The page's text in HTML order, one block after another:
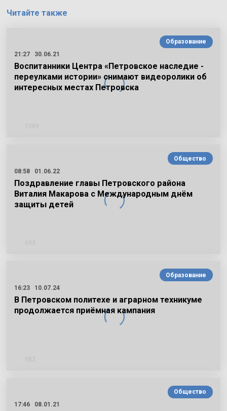
Читайте также
Образование
21:27
30.06.21
Воспитанники Центра «Петровское наследие -
переулками истории» снимают видеоролики об
интересных местах Петровска
Общество
08:58
01.06.22
Поздравление главы Петровского района
Виталия Макарова с Международным днём
защиты детей
Образование
16:23
10.07.24
В Петровском политехе и аграрном техникуме
продолжается приёмная кампания
Общество
17:46
08.01.21